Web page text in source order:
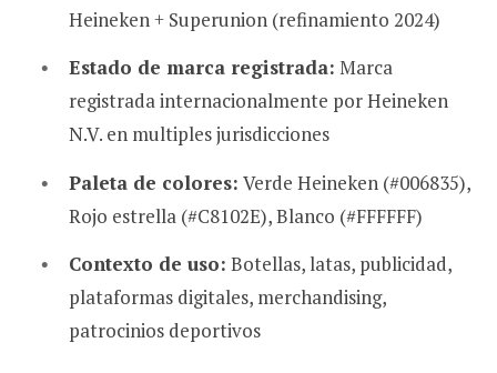
Heineken + Superunion (refinamiento 2024)
Estado de marca registrada: Marca
registrada internacionalmente por Heineken
N.V. en multiples jurisdicciones
Paleta de colores: Verde Heineken (#006835),
Rojo estrella (#C8102E), Blanco (#FFFFFF)
Contexto de uso: Botellas, latas, publicidad,
plataformas digitales, merchandising,
patrocinios deportivos